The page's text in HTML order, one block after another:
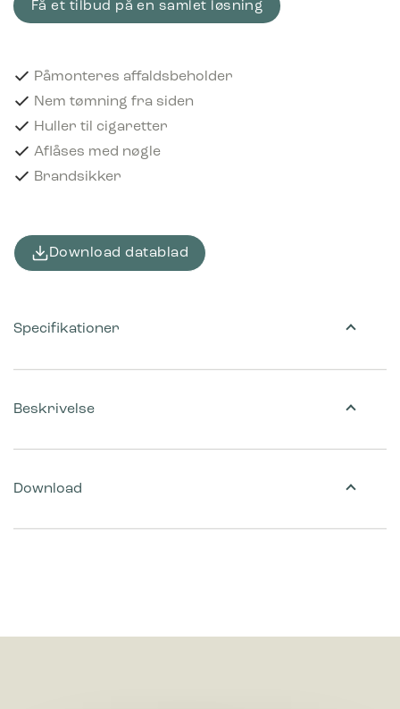
Få et tilbud på en samlet løsning
Påmonteres affaldsbeholder
Nem tømning fra siden
Huller til cigaretter
Aflåses med nøgle
Brandsikker
Download datablad
Beskrivelse
Download
Specifikationer